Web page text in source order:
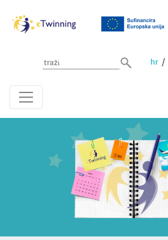
Unesite pojam za pretragu
hr/